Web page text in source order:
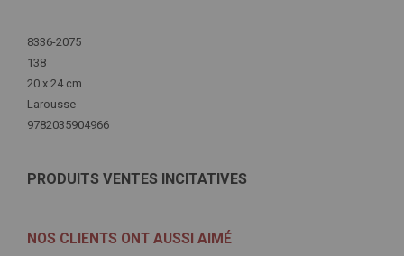
d'infos
8336-2075
138
20 x 24 cm
Larousse
9782035904966
PRODUITS VENTES INCITATIVES
NOS CLIENTS ONT AUSSI AIMÉ